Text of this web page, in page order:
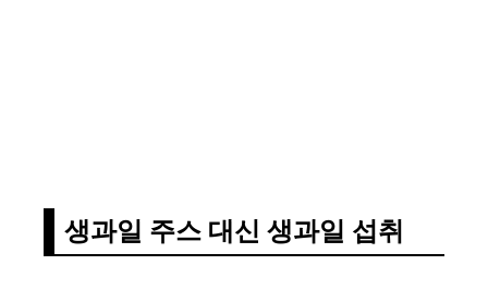
생과일 주스 대신 생과일 섭취